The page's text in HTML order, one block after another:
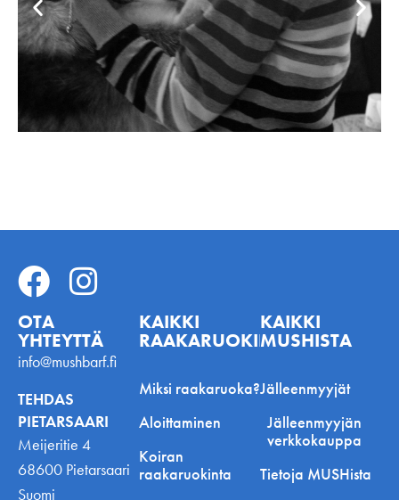
OTA
YHTEYTTÄ
info@mushbarf.fi
TEHDAS
PIETARSAARI
Meijeritie 4
68600 Pietarsaari
Suomi
KAIKKI
RAAKARUOKINNASTA
Miksi raakaruoka?
Aloittaminen
Koiran
raakaruokinta
KAIKKI
MUSHISTA
Jälleenmyyjät
Jälleenmyyjän
verkkokauppa
Tietoja MUSHista